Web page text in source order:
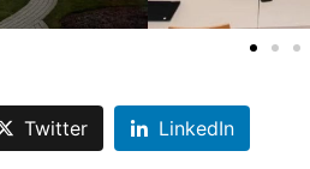
Twitter LinkedIn